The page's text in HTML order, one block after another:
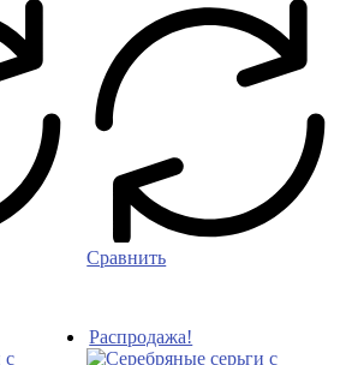
Сравнить
Распродажа!